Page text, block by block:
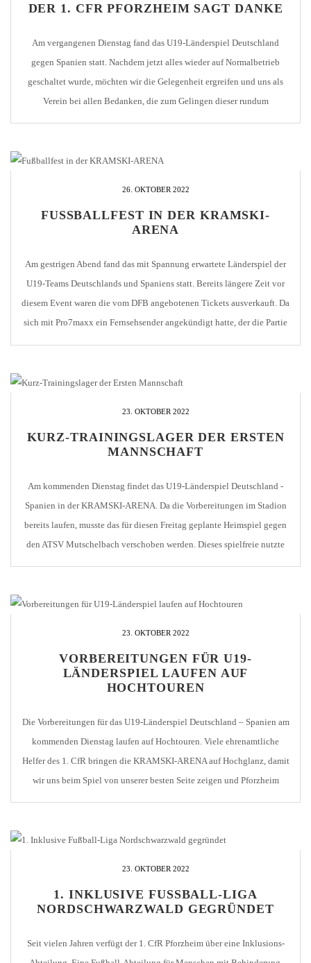
DER 1. CFR PFORZHEIM SAGT DANKE
Am vergangenen Dienstag fand das U19-Länderspiel Deutschland
gegen Spanien statt. Nachdem jetzt alles wieder auf Normalbetrieb
geschaltet wurde, möchten wir die Gelegenheit ergreifen und uns als
Verein bei allen Bedanken, die zum Gelingen dieser rundum
[…]
26. OKTOBER 2022
FUSSBALLFEST IN DER KRAMSKI-A
RENA
Am gestrigen Abend fand das mit Spannung erwartete Länderspiel der
U19-Teams Deutschlands und Spaniens statt. Bereits längere Zeit vor
diesem Event waren die vom DFB angebotenen Tickets ausverkauft. Da
sich mit Pro7maxx ein Fernsehsender angekündigt hatte, der die Partie
23. OKTOBER 2022
KURZ-TRAININGSLAGER DER ERSTEN
MANNSCHAFT
Am kommenden Dienstag findet das U19-Länderspiel Deutschland -
Spanien in der KRAMSKI-ARENA. Da die Vorbereitungen im Stadion
bereits laufen, musste das für diesen Freitag geplante Heimspiel gegen
den ATSV Mutschelbach verschoben werden. Dieses spielfreie nutzte
bitten. Die Zeit [...]
23. OKTOBER 2022
VORBEREITUNGEN FÜR U19-
LÄNDERSPIEL LAUFEN AUF
HOCHTOUREN
Die Vorbereitungen für das U19-Länderspiel Deutschland – Spanien am
kommenden Dienstag laufen auf Hochtouren. Viele ehrenamtliche
Helfer des 1. CfR bringen die KRAMSKI-ARENA auf Hochglanz, damit
wir uns beim Spiel von unserer besten Seite zeigen und Pforzheim
23. OKTOBER 2022
1. INKLUSIVE FUSSBALL-LIGA N
ORDSCHWARZWALD GEGRÜNDET
Seit vielen Jahren verfügt der 1. CfR Pforzheim über eine Inklusions-